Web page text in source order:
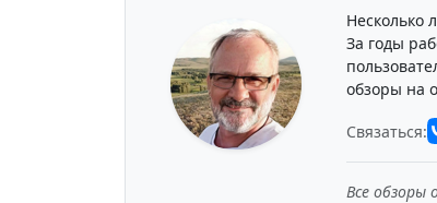
Несколько
За годы
обзоры на
Связаться:
Все обзоры